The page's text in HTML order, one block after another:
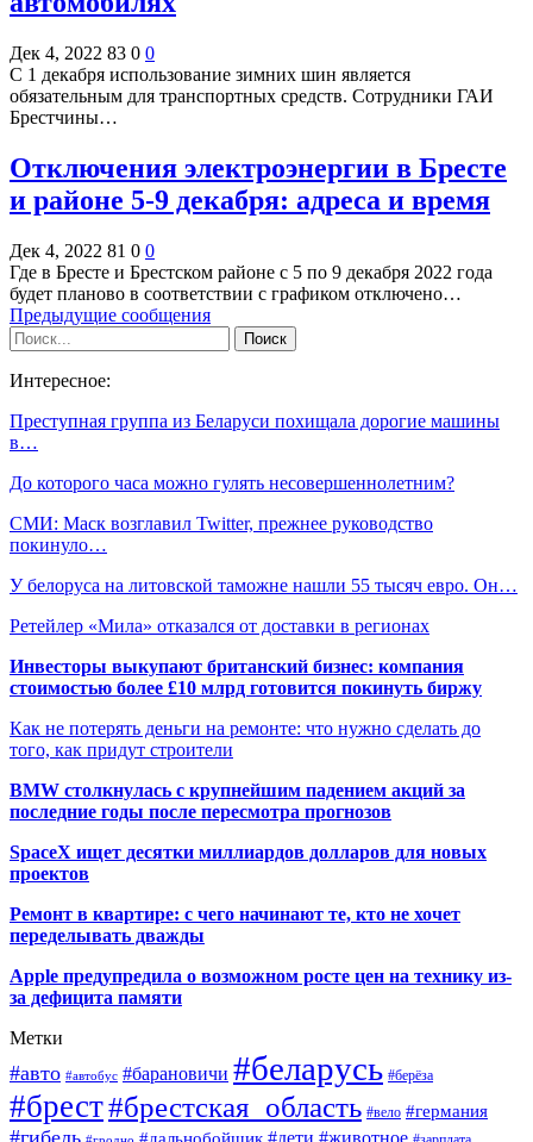
Дек 4, 2022 83 0 0
С 1 декабря использование зимних шин является
обязательным для транспортных средств. Сотрудники ГАИ
Брестчины…
Отключения электроэнергии в Бресте
и районе 5-9 декабря: адреса и время
Дек 4, 2022 81 0 0
Где в Бресте и Брестском районе с 5 по 9 декабря 2022 года
будет планово в соответствии с графиком отключено…
Предыдущие сообщения
Интересное:
Преступная группа из Беларуси похищала дорогие машины
в…
До которого часа можно гулять несовершеннолетним?
СМИ: Маск возглавил Twitter, прежнее руководство
покинуло…
У белоруса на литовской таможне нашли 55 тысяч евро. Он…
Ретейлер «Мила» отказался от доставки в регионах
Инвесторы выкупают британский бизнес: компания
стоимостью более £10 млрд готовится покинуть биржу
Как не потерять деньги на ремонте: что нужно сделать до
того, как придут строители
BMW столкнулась с крупнейшим падением акций за
последние годы после пересмотра прогнозов
SpaceX ищет десятки миллиардов долларов для новых
проектов
Ремонт в квартире: с чего начинают те, кто не хочет
переделывать дважды
Apple предупредила о возможном росте цен на технику из-
за дефицита памяти
Метки
#авто #автобус #барановичи #беларусь #берёза
#брест#брестская_область #вело #германия
#дети #животное